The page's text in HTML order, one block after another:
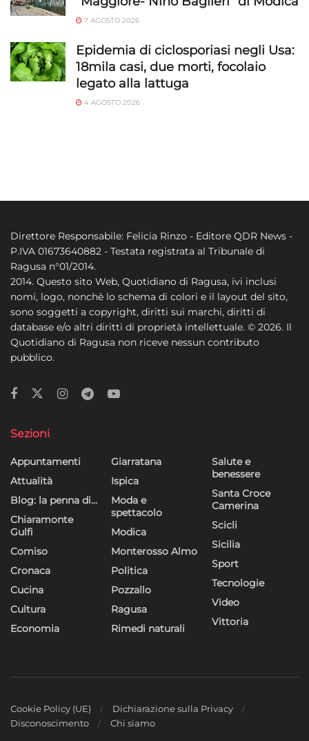
7 AGOSTO 2026
Epidemia di ciclosporiasi negli Usa:
18mila casi, due morti, focolaio
legato alla lattuga
4 AGOSTO 2026
Direttore Responsabile: Felicia Rinzo - Editore QDR News -
P.IVA 01673640882 - Testata registrata al Tribunale di
Ragusa n°01/2014.
2014. Questo sito Web, Quotidiano di Ragusa, ivi inclusi
nomi, logo, nonchè lo schema di colori e il layout del sito,
sono soggetti a copyright, diritti sui marchi, diritti di
database e/o altri diritti di proprietà intellettuale. © 2026. Il
Quotidiano di Ragusa non riceve nessun contributo
pubblico.
Sezioni
Appuntamenti
Attualità
Blog: la penna di…
Chiaramonte
Gulfi
Comiso
Cronaca
Cucina
Cultura
Economia
Giarratana
Ispica
Moda e
spettacolo
Modica
Monterosso Almo
Politica
Pozzallo
Ragusa
Rimedi naturali
Salute e
benessere
Santa Croce
Camerina
Scicli
Sicilia
Sport
Tecnologie
Video
Vittoria
Cookie Policy (UE)
Dichiarazione sulla Privacy
Disconoscimento
Chi siamo